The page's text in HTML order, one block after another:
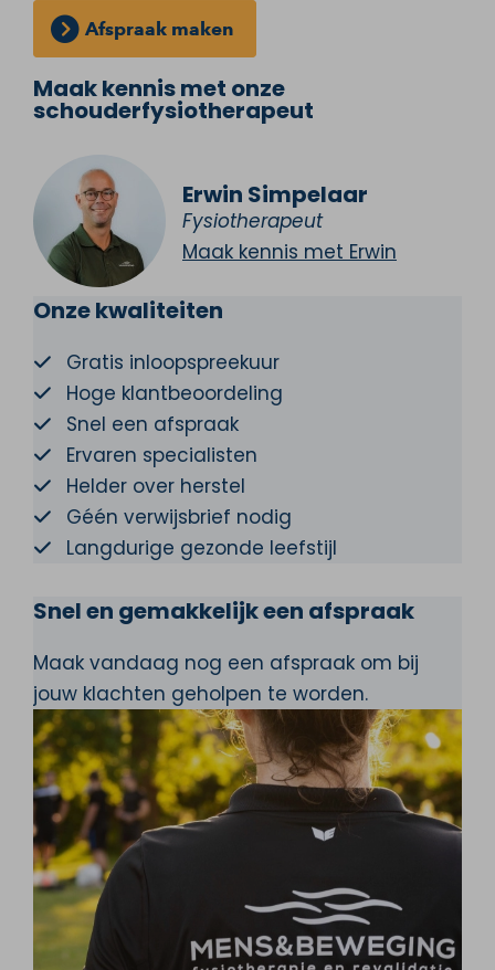
Afspraak maken
Maak kennis met onze
schouderfysiotherapeut
Erwin Simpelaar
Fysiotherapeut
Maak kennis met Erwin
Onze kwaliteiten
Gratis inloopspreekuur
Hoge klantbeoordeling
Snel een afspraak
Ervaren specialisten
Helder over herstel
Géén verwijsbrief nodig
Langdurige gezonde leefstijl
Snel en gemakkelijk een afspraak
Maak vandaag nog een afspraak om bij
jouw klachten geholpen te worden.